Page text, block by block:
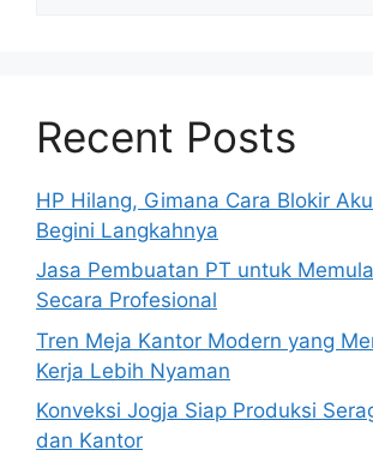
Recent Posts
HP Hilang, Gimana Cara Blokir
Begini Langkahnya
Jasa Pembuatan PT untuk
Secara Profesional
Tren Meja Kantor Modern yang
Kerja Lebih Nyaman
Konveksi Jogja Siap Produksi
dan Kantor